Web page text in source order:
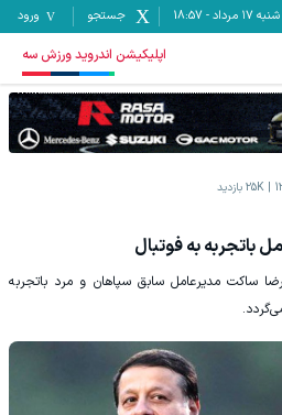
شنبه ۱۷ مرداد -
18:57 جستجو ورود
اپلیکیشن اندروید ورزش سه
25K بازدید
باتجربه به فوتبال
ساکت مدیرعامل سابق سپاهان و مرد باتجربه